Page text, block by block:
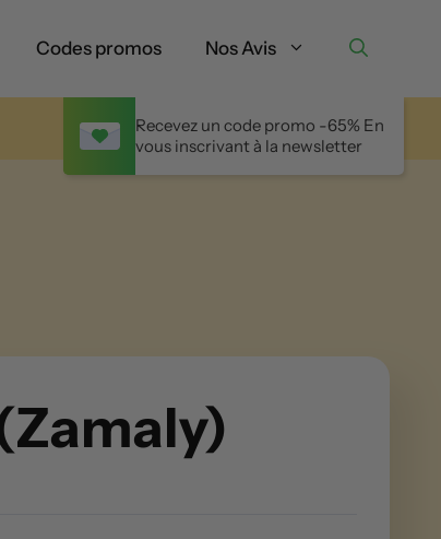
Codes promos Nos Avis
Recevez un code promo -65% En
vous inscrivant à la newsletter